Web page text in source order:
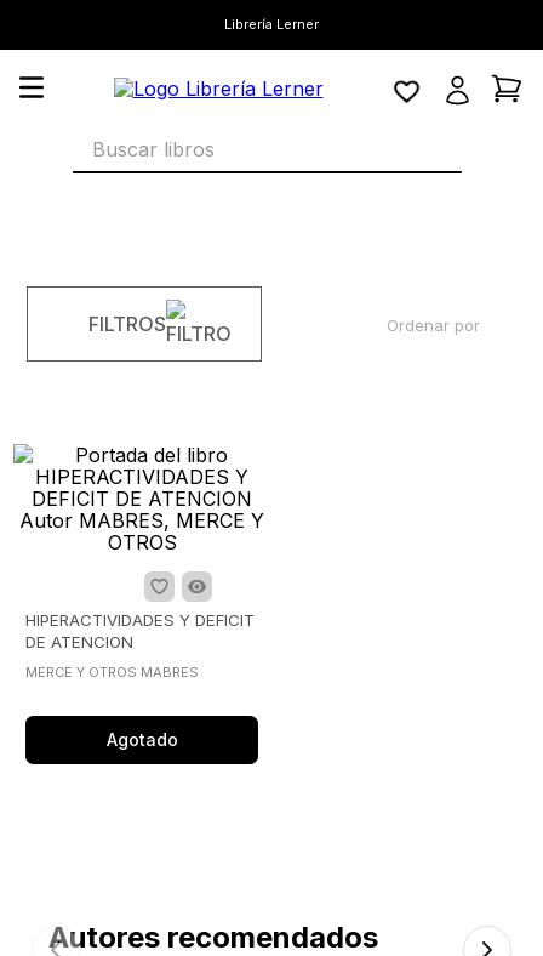
Librería Lerner
Buscar libros
FILTROS Ordenar por
HIPERACTIVIDADES Y DEFICIT
DE ATENCION
MERCE Y OTROS MABRES
Agotado
Autores recomendados